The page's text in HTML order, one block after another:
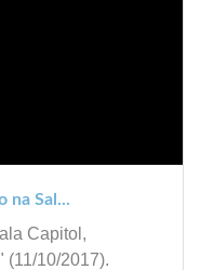
na Sal...
Capitol,
(11/10/2017).